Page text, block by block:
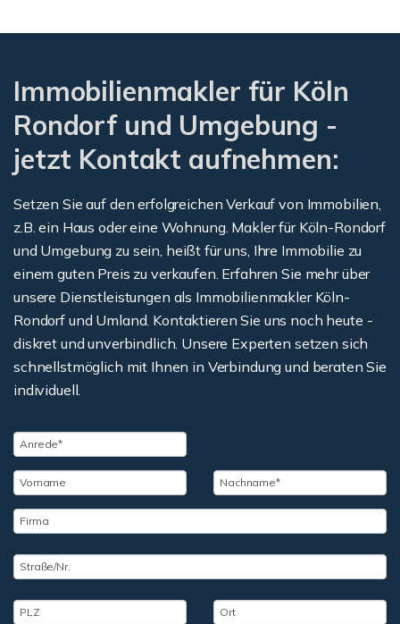
Immobilienmakler für Köln
Rondorf und Umgebung -
jetzt Kontakt aufnehmen:
Setzen Sie auf den erfolgreichen Verkauf von Immobilien,
z.B. ein Haus oder eine Wohnung. Makler für Köln-Rondorf
und Umgebung zu sein, heißt für uns, Ihre Immobilie zu
einem guten Preis zu verkaufen. Erfahren Sie mehr über
unsere Dienstleistungen als Immobilienmakler Köln-
Rondorf und Umland. Kontaktieren Sie uns noch heute -
diskret und unverbindlich. Unsere Experten setzen sich
schnellstmöglich mit Ihnen in Verbindung und beraten Sie
individuell.